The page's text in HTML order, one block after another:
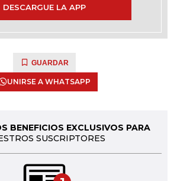
DESCARGUE LA APP
GUARDAR
UNIRSE A WHATSAPP
BENEFICIOS EXCLUSIVOS PARA
SUSCRIPTORES